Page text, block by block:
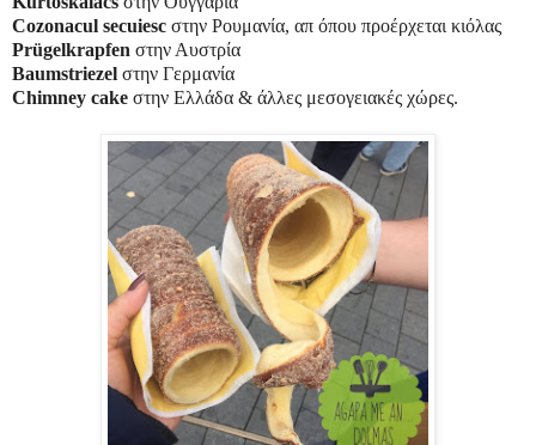
Cozonacul secuiesc στην Ρουμανία, απ όπου προέρχεται κιόλας
Prügelkrapfen στην Αυστρία
Baumstriezel στην Γερμανία
Chimney cake στην Ελλάδα & άλλες μεσογειακές χώρες.